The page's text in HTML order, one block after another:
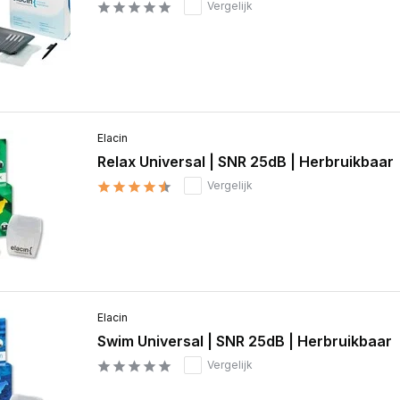
Vergelijk
Elacin
Relax Universal | SNR 25dB | Herbruikbaar
Vergelijk
Elacin
Swim Universal | SNR 25dB | Herbruikbaar
Vergelijk